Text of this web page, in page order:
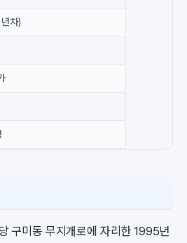
차)
구미동 무지개로에 자리한 1995년